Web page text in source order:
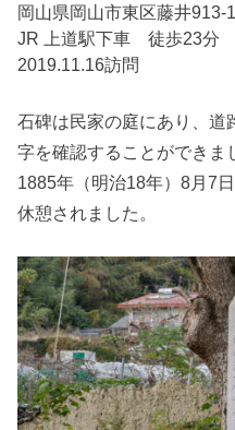
岡山県岡山市東区藤井913-1
JR 上道駅下車 徒歩23分
2019.11.16訪問
石碑は民家の庭にあり、道
字を確認することができま
1885年（明治18年）8月7
休憩されました。